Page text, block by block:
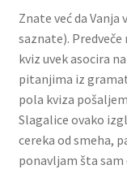
Znate već da
saznate).
kviz uvek asocira na
pitanjima iz
pola kviza
Slagalice ovako
cereka od smeha,
ponavljam šta